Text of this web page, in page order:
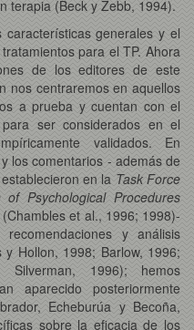
terapia (Beck y Zebb, 1994).
generales y el
para el TP. Ahora
de los editores de este
nos centraremos en aquellos
a prueba y cuentan con el
ser considerados en el
validados. En
los comentarios - además de
en la Task Force
Psychological Procedures
et al., 1996; 1998)-
y análisis
Hollon, 1998; Barlow, 1996;
Silverman, 1996); hemos
aparecido posteriormente
Echeburúa y Becoña,
sobre la eficacia de los